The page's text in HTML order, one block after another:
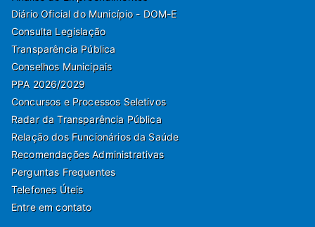
Diário Oficial do Município - DOM-E
Consulta Legislação
Transparência Pública
Conselhos Municipais
PPA 2026/2029
Concursos e Processos Seletivos
Radar da Transparência Pública
Relação dos Funcionários da Saúde
Recomendações Administrativas
Perguntas Frequentes
Telefones Úteis
Entre em contato